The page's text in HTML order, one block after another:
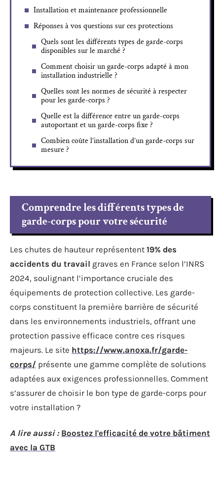
Installation et maintenance professionnelle
Réponses à vos questions sur ces protections
Quels sont les différents types de garde-corps
disponibles sur le marché ?
Comment choisir un garde-corps adapté à mon
installation industrielle ?
Quelles sont les normes de sécurité à respecter
pour les garde-corps ?
Quelle est la différence entre un garde-corps
autoportant et un garde-corps fixe ?
Combien coûte l’installation d’un garde-corps sur
mesure ?
Comprendre les différents types de
garde-corps pour votre sécurité
Les chutes de hauteur représentent 19% des
accidents du travail graves en France selon l’INRS
2024, soulignant l’importance cruciale des
équipements de protection collective. Les garde-
corps constituent la première barrière de sécurité
dans les environnements industriels, offrant une
protection passive efficace contre ces risques
majeurs. Le site https://www.anoxa.fr/garde-
corps/ présente une gamme complète de solutions
adaptées aux exigences professionnelles. Comment
s’assurer de choisir le bon type de garde-corps pour
votre installation ?
A lire aussi : Boostez l'efficacité de votre bâtiment
avec la GTB